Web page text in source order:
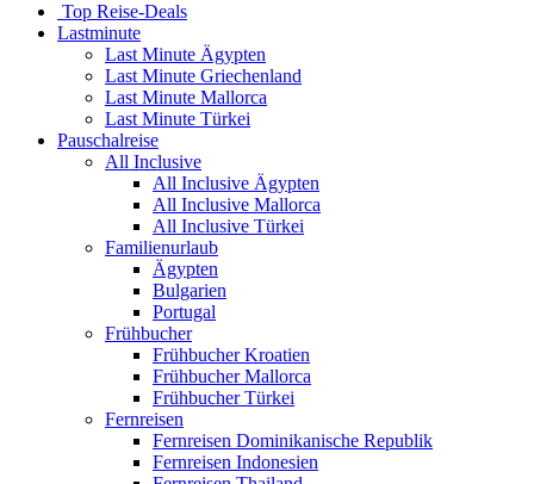
Top Reise-Deals
Lastminute
Last Minute Ägypten
Last Minute Griechenland
Last Minute Mallorca
Last Minute Türkei
Pauschalreise
All Inclusive
All Inclusive Ägypten
All Inclusive Mallorca
All Inclusive Türkei
Familienurlaub
Ägypten
Bulgarien
Portugal
Frühbucher
Frühbucher Kroatien
Frühbucher Mallorca
Frühbucher Türkei
Fernreisen
Fernreisen Dominikanische Republik
Fernreisen Indonesien